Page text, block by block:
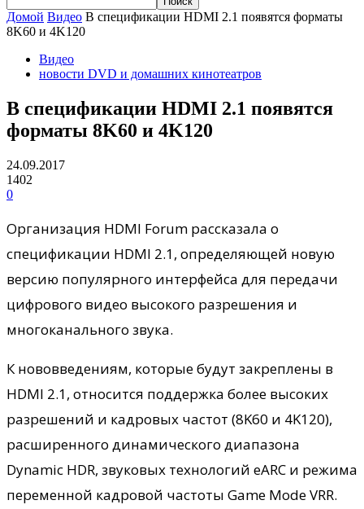
Домой Видео В спецификации HDMI 2.1 появятся форматы
8K60 и 4K120
Видео
новости DVD и домашних кинотеатров
В спецификации HDMI 2.1 появятся
форматы 8K60 и 4K120
24.09.2017
1402
0
Организация HDMI Forum рассказала о
спецификации HDMI 2.1, определяющей новую
версию популярного интерфейса для передачи
цифрового видео высокого разрешения и
многоканального звука.
К нововведениям, которые будут закреплены в
HDMI 2.1, относится поддержка более высоких
разрешений и кадровых частот (8K60 и 4K120),
расширенного динамического диапазона
Dynamic HDR, звуковых технологий eARC и режима
переменной кадровой частоты Game Mode VRR.